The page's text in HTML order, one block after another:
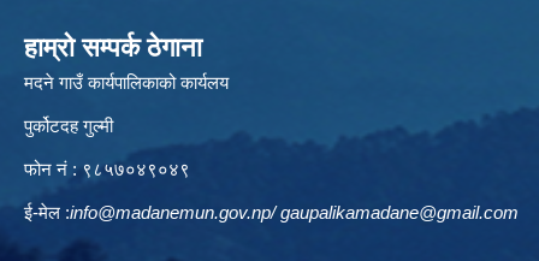
हाम्रो सम्पर्क ठेगाना
मदने गाउँ कार्यपालिकाको कार्यलय
पुर्कोटदह गुल्मी
फोन नं : ९८५७०४९०४९
ई-मेल :info@madanemun.gov.np/gaupalikamadane@gmail.com